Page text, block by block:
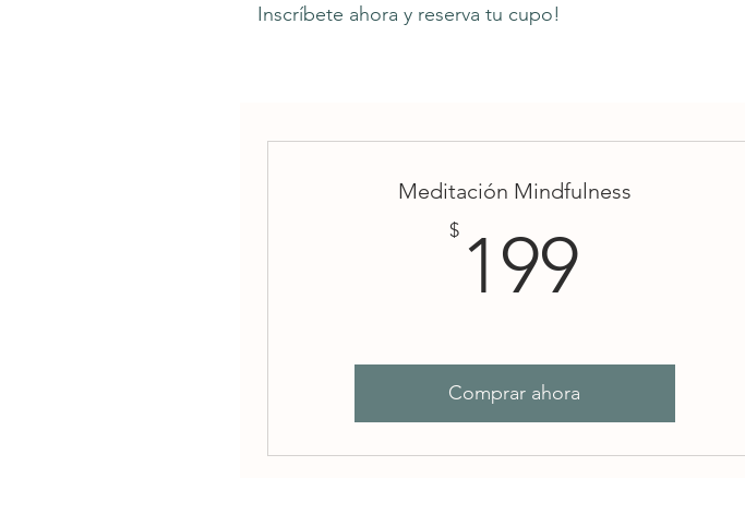
Inscríbete ahora y reserva tu cupo!
Meditación Mindfulness
$ 199
Comprar ahora